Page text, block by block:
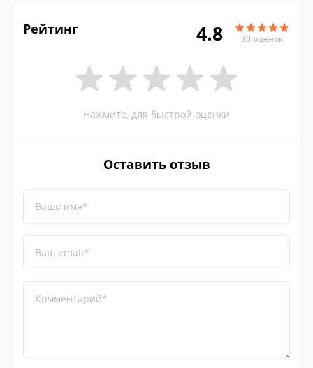
Рейтинг 4.8 30 оценок
Нажмите, для быстрой оценки
Оставить отзыв
Ваше имя*
Ваш email*
Комментарий*